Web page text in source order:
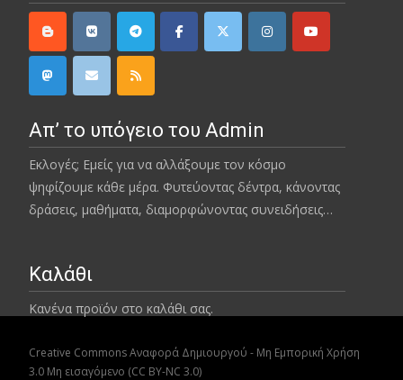
Απ’ το υπόγειο του Admin
Εκλογές; Εμείς για να αλλάξουμε τον κόσμο
ψηφίζουμε κάθε μέρα. Φυτεύοντας δέντρα, κάνοντας
δράσεις, μαθήματα, διαμορφώνοντας συνειδήσεις…
Καλάθι
Κανένα προϊόν στο καλάθι σας.
Creative Commons Αναφορά Δημιουργού - Μη Εμπορική Χρήση
3.0 Μη εισαγόμενο (CC BY-NC 3.0)